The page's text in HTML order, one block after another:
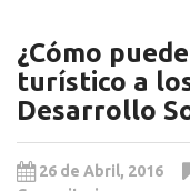
¿Cómo
turístico a
Desarrollo
26 de Abril, 2016